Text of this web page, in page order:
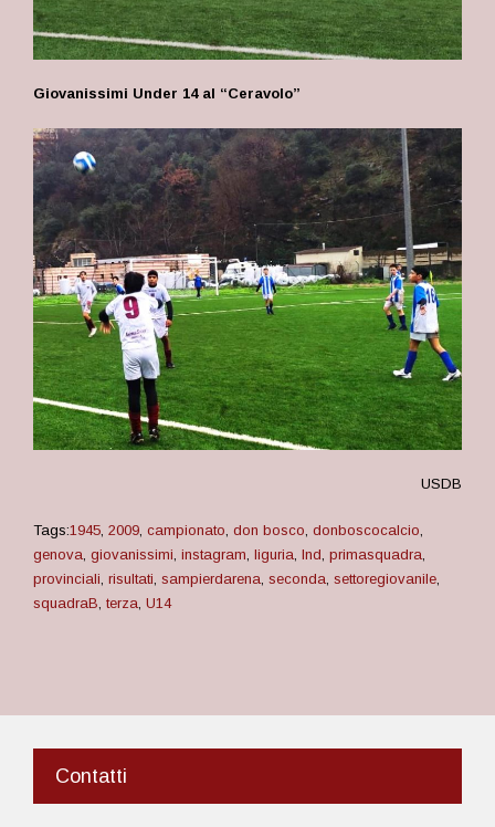
Giovanissimi Under 14 al “Ceravolo”
USDB
Tags:1945, 2009, campionato, don bosco, donboscocalcio,
genova, giovanissimi, instagram, liguria, lnd, primasquadra,
provinciali, risultati, sampierdarena, seconda, settoregiovanile,
squadraB, terza, U14
Contatti